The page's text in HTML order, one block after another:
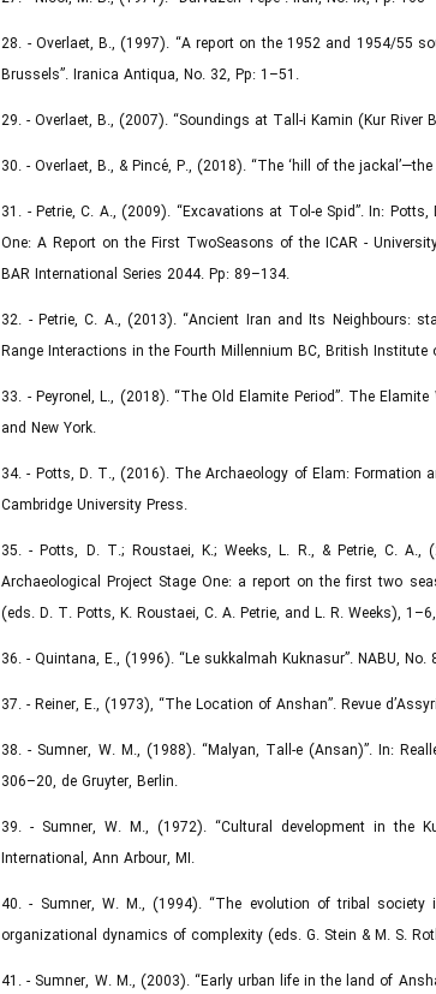
28. - Overlaet, B., (1997). “A report on the 1952 and 1954/55
Brussels”. Iranica Antiqua, No. 32, Pp: 1–51.
29. - Overlaet, B., (2007). “Soundings at Tall-i Kamin (Kur River
30. - Overlaet, B., & Pincé, P., (2018). “The ‘hill of the
31. - Petrie, C. A., (2009). “Excavations at Tol-e Spid”. In:
One: A Report on the First TwoSeasons of the ICAR -
BAR International Series 2044. Pp: 89–134.
32. - Petrie, C. A., (2013). “Ancient Iran and Its Neighbours:
Range Interactions in the Fourth Millennium BC, British
33. - Peyronel, L., (2018). “The Old Elamite Period”. The
and New York.
34. - Potts, D. T., (2016). The Archaeology of Elam: Formation
Cambridge University Press.
35. - Potts, D. T.; Roustaei, K.; Weeks, L. R., & Petrie, C.
Archaeological Project Stage One: a report on the first two
(eds. D. T. Potts, K. Roustaei, C. A. Petrie, and L. R. Weeks),
36. - Quintana, E., (1996). “Le sukkalmah Kuknasur”. NABU, No.
37. - Reiner, E., (1973), “The Location of Anshan”. Revue
38. - Sumner, W. M., (1988). “Malyan, Tall-e (Ansan)”. In:
306–20, de Gruyter, Berlin.
39. - Sumner, W. M., (1972). “Cultural development in the
International, Ann Arbour, MI.
40. - Sumner, W. M., (1994). “The evolution of tribal
organizational dynamics of complexity (eds. G. Stein & M. S.
41. - Sumner, W. M., (2003). “Early urban life in the land of